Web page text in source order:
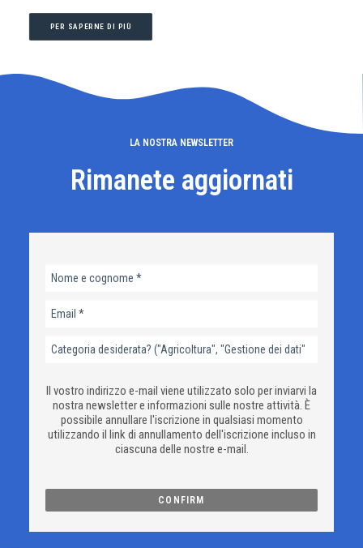
PER SAPERNE DI PIÙ
LA NOSTRA NEWSLETTER
Rimanete aggiornati
Il vostro indirizzo e-mail viene utilizzato solo per inviarvi la
nostra newsletter e informazioni sulle nostre attività. È
possibile annullare l'iscrizione in qualsiasi momento
utilizzando il link di annullamento dell'iscrizione incluso in
ciascuna delle nostre e-mail.